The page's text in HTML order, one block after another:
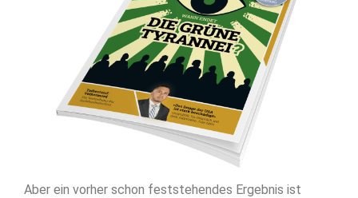
Aber ein vorher schon feststehendes Ergebnis ist